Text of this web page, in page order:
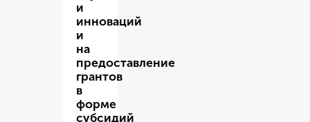
и
инноваций
и
на
предоставление
грантов
в
форме
субсидий